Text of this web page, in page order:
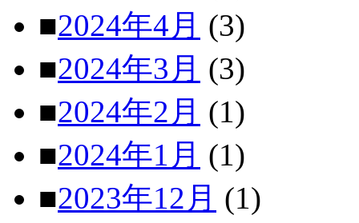
■2024年4月 (3)
■2024年3月 (3)
■2024年2月 (1)
■2024年1月 (1)
■2023年12月 (1)